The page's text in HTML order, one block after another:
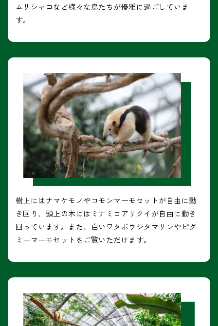
ムリシャコなど様々な鳥たちが優雅に過ごしていま
す。
樹上にはナマケモノやコモンマーモセットが自由に動
き回り、頭上の木にはミナミコアリクイが自由に動き
回っています。また、白いワタボウシタマリンやピグ
ミーマーモセットをご覧いただけます。